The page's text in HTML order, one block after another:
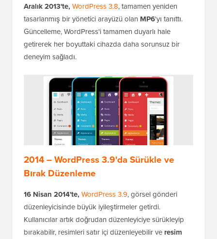
Aralık 2013'te,WordPress 3.8, tamamen yeniden
tasarlanmış bir yönetici arayüzü olan MP6'yı tanıttı.
Güncelleme, WordPress'i tamamen duyarlı hale
getirerek her boyuttaki cihazda daha sorunsuz bir
deneyim sağladı.
2014 – WordPress 3.9'da Sürükle ve
Bırak Düzenleme
16 Nisan 2014'te,WordPress 3.9, görsel gönderi
düzenleyicisinde büyük iyileştirmeler getirdi.
Kullanıcılar artık doğrudan düzenleyiciye sürükleyip
bırakabilir, resimleri satır içi düzenleyebilir ve resim